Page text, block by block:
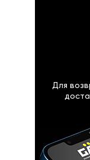
Для